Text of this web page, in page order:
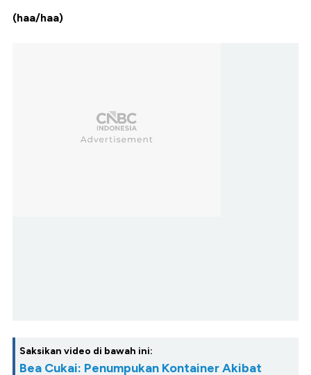
(haa/haa)
Saksikan video di bawah ini:
Bea Cukai: Penumpukan Kontainer Akibat